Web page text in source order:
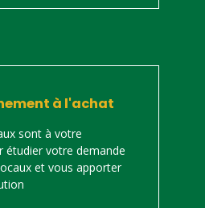
à l'achat
sont à votre
étudier votre demande
et vous apporter